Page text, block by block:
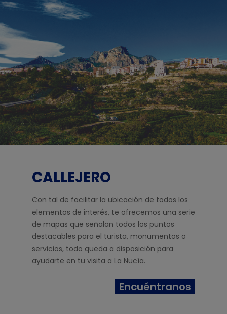
CALLEJERO
Con tal de facilitar la ubicación de todos los
elementos de interés, te ofrecemos una serie
de mapas que señalan todos los puntos
destacables para el turista, monumentos o
servicios, todo queda a disposición para
ayudarte en tu visita a La Nucía.
Encuéntranos